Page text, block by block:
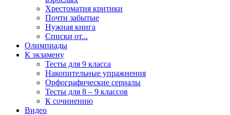
Хрестоматия критики
Почти забытые
Нужная книга
Списки от...
Олимпиады
К экзамену
Тесты для 9 класса
Накопительные упражнения
Орфографические сериалы
Тесты для 8 – 9 классов
К сочинению
Видео